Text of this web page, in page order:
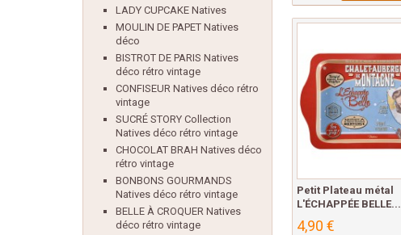
LADY CUPCAKE Natives
MOULIN DE PAPET Natives
déco
BISTROT DE PARIS Natives
déco rétro vintage
CONFISEUR Natives déco rétro
vintage
SUCRÉ STORY Collection
Natives déco rétro vintage
CHOCOLAT BRAH Natives déco
rétro vintage
BONBONS GOURMANDS
Natives déco rétro vintage
BELLE À CROQUER Natives
déco rétro vintage
Petit Plateau métal
L'ÉCHAPPÉE BELLE...
4,90 €